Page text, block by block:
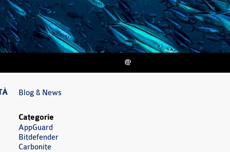
@
Blog & News
Categorie
AppGuard
Bitdefender
Carbonite